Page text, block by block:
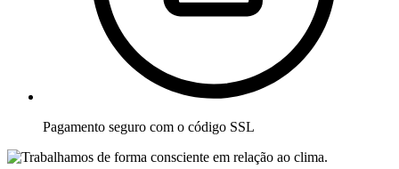
Pagamento seguro com o código SSL